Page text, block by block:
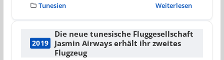
Tunesien Weiterlesen
2019
Die neue tunesische Fluggesellschaft
Jasmin Airways erhält ihr zweites
Flugzeug